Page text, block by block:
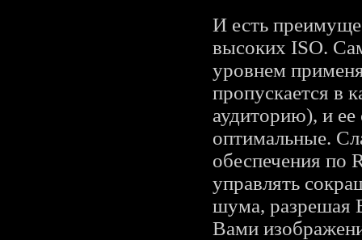
И есть
высоких ISO.
уровнем
пропускается в
аудиторию), и ее
оптимальные.
обеспечения по
управлять
шума, разрешая
Вами